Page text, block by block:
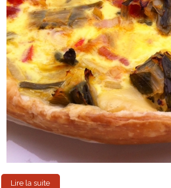
Lire la suite